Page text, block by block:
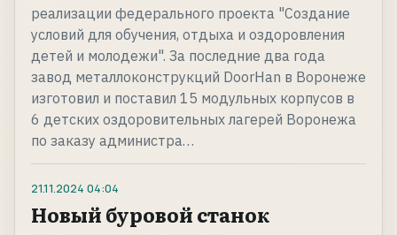
реализации федерального проекта "Создание
условий для обучения, отдыха и оздоровления
детей и молодежи". За последние два года
завод металлоконструкций DoorHan в Воронеже
изготовил и поставил 15 модульных корпусов в
6 детских оздоровительных лагерей Воронежа
по заказу администра…
21.11.2024 04:04
Новый буровой станок